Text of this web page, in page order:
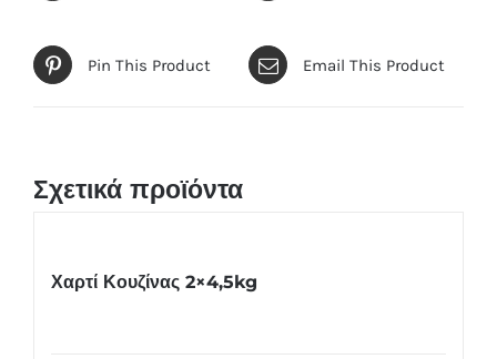
Pin This Product Email This Product
Σχετικά προϊόντα
Χαρτί Κουζίνας 2×4,5kg